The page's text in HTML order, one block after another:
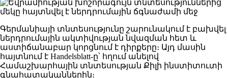
Գերմանիայի տնտեսությունը շարունակում է բախվել
ներդրումային ակտիվության նվազման հետ և
աստիճանաբար կորցնում է դիրքերը։ Այդ մասին
հայտնում է Handelsblatt-ը՝ հղում անելով
Համաշխարհային տնտեսության Քիլի ինստիտուտի
գնահատականներին։